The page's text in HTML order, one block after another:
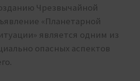
Чрезвычайной
«Планетарной
является одним из
опасных аспектов